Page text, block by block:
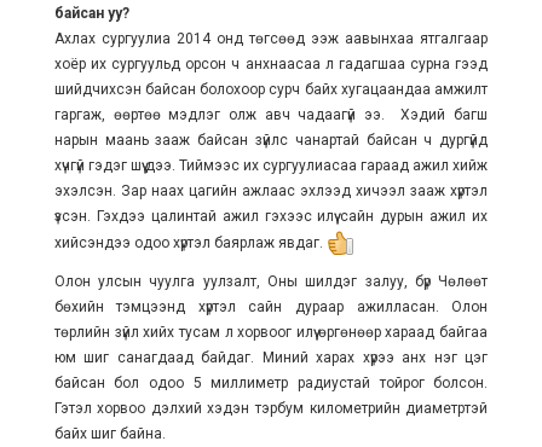
байсан уу?
Ахлах сургуулиа 2014 онд төгсөөд ээж аавынхаа ятгалгаар
хоёр их сургуульд орсон ч анхнаасаа л гадагшаа сурна гээд
шийдчихсэн байсан болохоор сурч байх хугацаандаа амжилт
гаргаж, өөртөө мэдлэг олж авч чадаагүй ээ. Хэдий багш
нарын маань зааж байсан зүйлс чанартай байсан ч дургүйд
хүчгүй гэдэг шүү дээ. Тиймээс их сургуулиасаа гараад ажил хийж
эхэлсэн. Зар наах цагийн ажлаас эхлээд хичээл зааж хүртэл
үзсэн. Гэхдээ цалинтай ажил гэхээс илүү сайн дурын ажил их
хийсэндээ одоо хүртэл баярлаж явдаг.
Олон улсын чуулга уулзалт, Оны шилдэг залуу, бүр Чөлөөт
бөхийн тэмцээнд хүртэл сайн дураар ажилласан. Олон
төрлийн зүйл хийх тусам л хорвоог илүү өргөнөөр хараад байгаа
юм шиг санагдаад байдаг. Миний харах хүрээ анх нэг цэг
байсан бол одоо 5 миллиметр радиустай тойрог болсон.
Гэтэл хорвоо дэлхий хэдэн тэрбум километрийн диаметртэй
байх шиг байна.